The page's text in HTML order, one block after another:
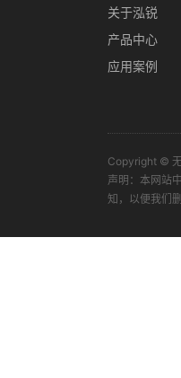
关于泓锐
产品中心
应用案例
Copyright ©
声明：本网站
知，以便我们